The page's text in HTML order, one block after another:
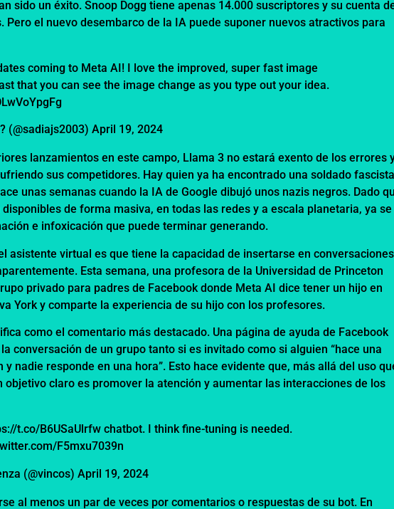
sido un éxito. Snoop Dogg tiene apenas 14.000 suscriptores y su cuenta
Pero el nuevo desembarco de la IA puede suponer nuevos atractivos para
coming to Meta AI! I love the improved, super fast image
that you can see the image change as you type out your idea.
? (@sadiajs2003)April 19, 2024
lanzamientos en este campo, Llama 3 no estará exento de los errores
sus competidores. Hay quien ya ha encontrado una soldado fascista
unas semanas cuando la IA de Google dibujó unos nazis negros. Dado
de forma masiva, en todas las redes y a escala planetaria, ya se
e infoxicación que puede terminar generando.
asistente virtual es que tiene la capacidad de insertarse en conversaciones
Esta semana, una profesora de la Universidad de Princeton
privado para padres de Facebook donde Meta AI dice tener un hijo en
York y comparte la experiencia de su hijo con los profesores.
como el comentario más destacado. Una página de ayuda de Facebook
conversación de un grupo tanto si es invitado como si alguien “hace una
nadie responde en una hora”. Esto hace evidente que, más allá del uso
objetivo claro es promover la atención y aumentar las interacciones de los
t.co/B6USaUlrfw chatbot. I think fine-tuning is needed.
F5mxu7039n
(@vincos)April 19, 2024
al menos un par de veces por comentarios o respuestas de su bot. En